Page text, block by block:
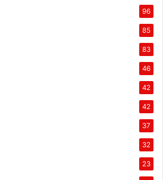
96
85
83
46
42
42
37
32
23